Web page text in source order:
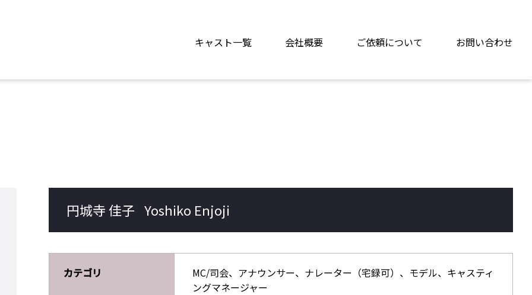
キャスト一覧 会社概要 ご依頼について お問い合わせ
円城寺 佳子 Yoshiko Enjoji
カテゴリ
MC/司会、アナウンサー、ナレーター（宅録可）、モデル、キャスティ
ングマネージャー